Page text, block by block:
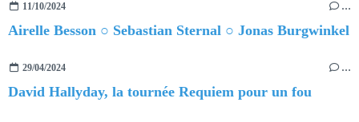
11/10/2024 …
Airelle Besson ○ Sebastian Sternal ○ Jonas Burgwinkel
29/04/2024 …
David Hallyday, la tournée Requiem pour un fou